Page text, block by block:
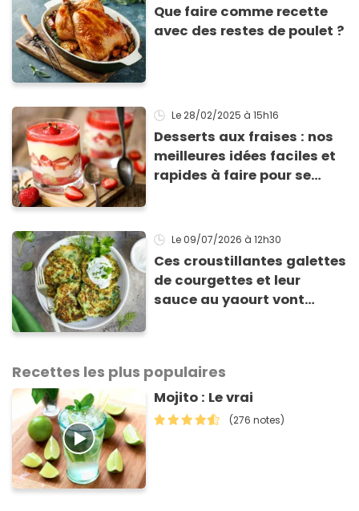
Que faire comme recette
avec des restes de poulet ?
Le 28/02/2025 à 15h16
Desserts aux fraises : nos
meilleures idées faciles et
rapides à faire pour se
Le 09/07/2026 à 12h30
Ces croustillantes galettes
de courgettes et leur
sauce au yaourt vont
Recettes les plus populaires
Mojito : Le vrai
(276 notes)